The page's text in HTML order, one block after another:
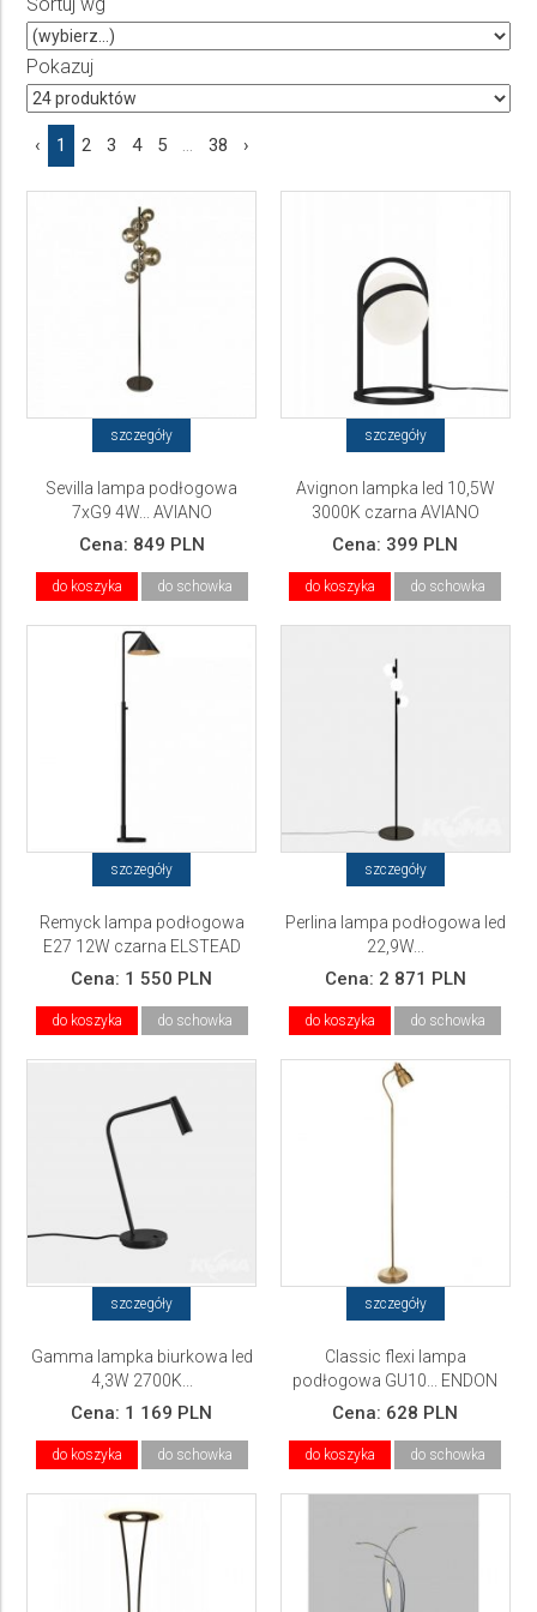
Producent
Wybierz producenta
Cena
Pokazuj
‹ 1 2 3 4 5 ... 38 ›
szczegóły
Sevilla lampa podłogowa
7xG9 4W... AVIANO
Cena: 849 PLN
do koszyka do schowka
szczegóły
Avignon lampka led 10,5W
3000K czarna AVIANO
Cena: 399 PLN
do koszyka do schowka
szczegóły
Remyck lampa podłogowa
E27 12W czarna ELSTEAD
Lighting
Cena: 1 550 PLN
do koszyka do schowka
szczegóły
Perlina lampa podłogowa led
22,9W...
Cena: 2 871 PLN
do koszyka do schowka
szczegóły
Gamma lampka biurkowa led
4,3W 2700K...
Cena: 1 169 PLN
do koszyka do schowka
szczegóły
Classic flexi lampa
podłogowa GU10... ENDON
Cena: 628 PLN
do koszyka do schowka